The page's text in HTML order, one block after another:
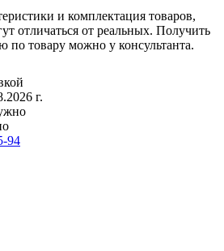
и комплектация товаров,
отличаться от реальных. Получить
товару можно у консультанта.
г.
94